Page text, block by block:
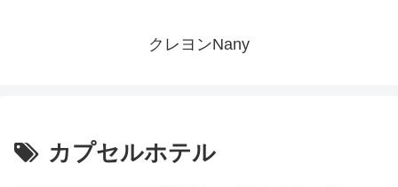
クレヨンNany
カプセルホテル